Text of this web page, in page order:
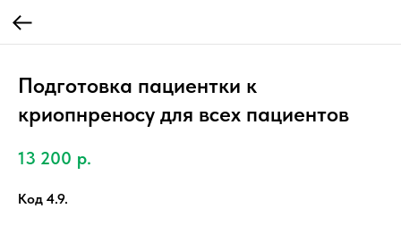
Подготовка пациентки к
криопнреносу для всех пациентов
13 200 р.
Код 4.9.